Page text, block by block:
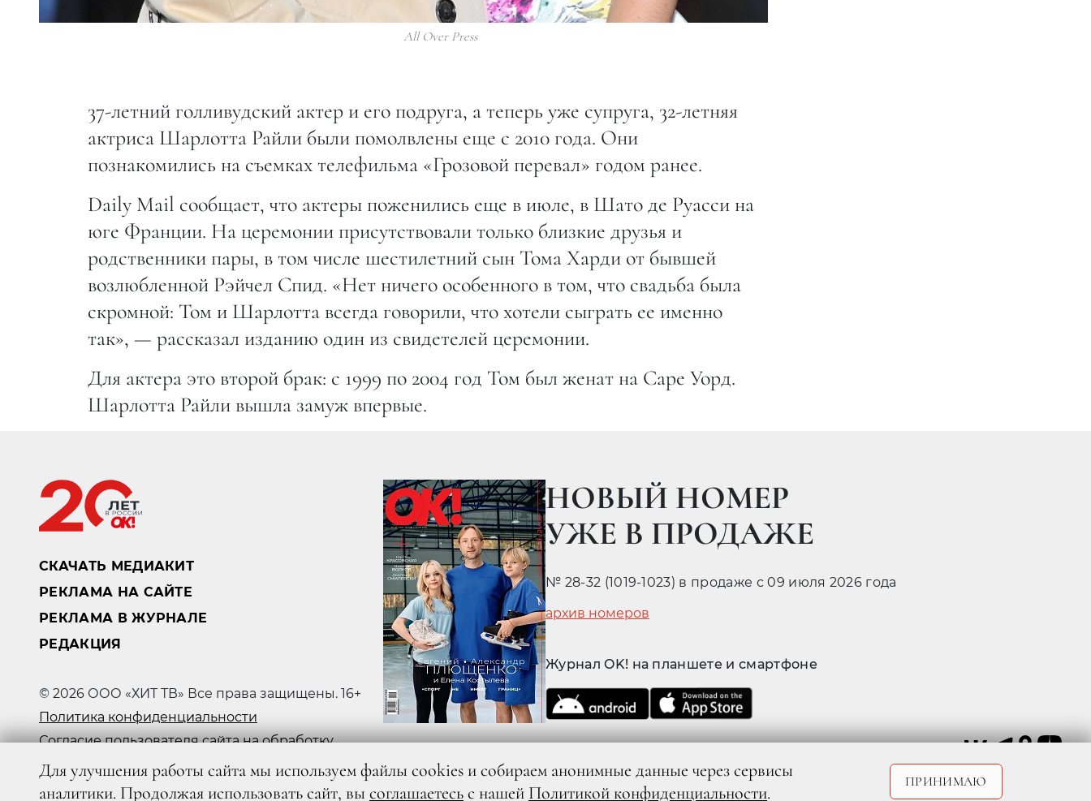
All Over Press
37-летний голливудский актер и его подруга, а теперь уже супруга, 32-летняя
актриса Шарлотта Райли были помолвлены еще с 2010 года. Они
познакомились на съемках телефильма «Грозовой перевал» годом ранее.
Daily Mail сообщает, что актеры поженились еще в июле, в Шато де Руасси на
юге Франции. На церемонии присутствовали только близкие друзья и
родственники пары, в том числе шестилетний сын Тома Харди от бывшей
возлюбленной Рэйчел Спид. «Нет ничего особенного в том, что свадьба была
скромной: Том и Шарлотта всегда говорили, что хотели сыграть ее именно
так», — рассказал изданию один из свидетелей церемонии.
Для актера это второй брак: с 1999 по 2004 год Том был женат на Саре Уорд.
Шарлотта Райли вышла замуж впервые.
СКАЧАТЬ МЕДИАКИТ
РЕКЛАМА НА САЙТЕ
РЕКЛАМА В ЖУРНАЛЕ
РЕДАКЦИЯ
© 2026 ООО «ХИТ ТВ» Все права защищены. 16+
Политика конфиденциальности
Согласие пользователя сайта на обработку
НОВЫЙ НОМЕР
УЖЕ В ПРОДАЖЕ
№ 28-32 (1019-1023) в продаже с 09 июля 2026 года
архив номеров
Журнал OK! на планшете и смартфоне
Для улучшения работы сайта мы используем файлы cookies и собираем анонимные данные через сервисы
аналитики. Продолжая использовать сайт, вы соглашаетесьс нашей Политикой конфиденциальности.
ПРИНИМАЮ